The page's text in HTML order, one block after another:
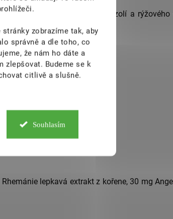
stránky zobrazíme tak, aby
správně a dle toho, co
že nám ho dáte a
zlepšovat. Budeme se k
citlivě a slušně.
Souhlasím
kořene pomocí černých fazolí a
dlouhodobé užívání
lepkavá extrakt z kořene, 30 mg